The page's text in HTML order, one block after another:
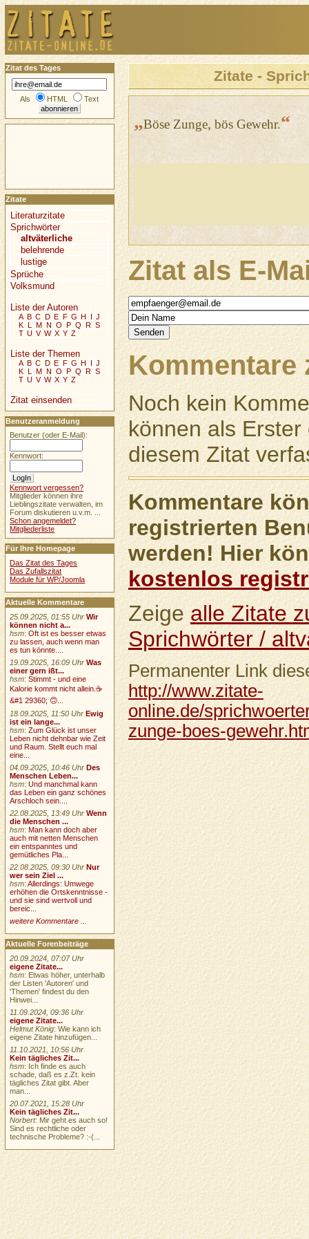
Zitate -
„Böse Zunge, bös Gewehr.“
Zitat als E-
Kommentare
Noch kein
können als
diesem Zitat
Kommentare
registrierten
werden! Hier
kostenlos
Zeigealle Zitate
Sprichwörter /
Permanenter Link
http://www.zitate-
online.de/
zunge-boes-
Zitat des Tages
Als HTML Text
Zitate
Literaturzitate
Sprichwörter
altväterliche
belehrende
lustige
Sprüche
Volksmund
Liste der Autoren
A B C D E F G H I J
K L M N O P Q R S
T U V W X Y Z
Liste der Themen
A B C D E F G H I J
K L M N O P Q R S
T U V W X Y Z
Zitat einsenden
Benutzeranmeldung
Benutzer (oder E-Mail):
Kennwort:
Kennwort vergessen?
Mitglieder können ihre
Lieblingszitate verwalten, im
Forum diskutieren u.v.m. ...
Schon angemeldet?
Mitgliederliste
Für Ihre Homepage
Das Zitat des Tages
Das Zufallszitat
Module für WP/Joomla
Aktuelle Kommentare
25.09.2025, 01:55 Uhr Wir
können nicht a...
hsm:Oft ist es besser etwas
zu lassen, auch wenn man
es tun könnte....
19.09.2025, 16:09 Uhr Was
einer gern ißt...
hsm:Stimmt - und eine
Kalorie kommt nicht allein.☕
&#1 29360; 🙃...
18.09.2025, 11:50 Uhr Ewig
ist ein lange...
hsm:Zum Glück ist unser
Leben nicht dehnbar wie Zeit
und Raum. Stellt euch mal
eine...
04.09.2025, 10:46 Uhr Des
Menschen Leben...
hsm:Und manchmal kann
das Leben ein ganz schönes
Arschloch sein....
22.08.2025, 13:49 Uhr Wenn
die Menschen ...
hsm:Man kann doch aber
auch mit netten Menschen
ein entspanntes und
gemütliches Pla...
22.08.2025, 09:30 Uhr Nur
wer sein Ziel ...
hsm:Allerdings: Umwege
erhöhen die Ortskenntnisse -
und sie sind wertvoll und
bereic...
weitere Kommentare ...
Aktuelle Forenbeiträge
20.09.2024, 07:07 Uhr
eigene Zitate...
hsm: Etwas höher, unterhalb
der Listen 'Autoren' und
'Themen' findest du den
Hinwei...
11.09.2024, 09:36 Uhr
eigene Zitate...
Helmut König: Wie kann ich
eigene Zitate hinzufügen...
11.10.2021, 10:56 Uhr
Kein tägliches Zit...
hsm: Ich finde es auch
schade, daß es z.Zt. kein
tägliches Zitat gibt. Aber
man...
20.07.2021, 15:28 Uhr
Kein tägliches Zit...
Norbert: Mir geht es auch so!
Sind es rechtliche oder
technische Probleme? :-(...